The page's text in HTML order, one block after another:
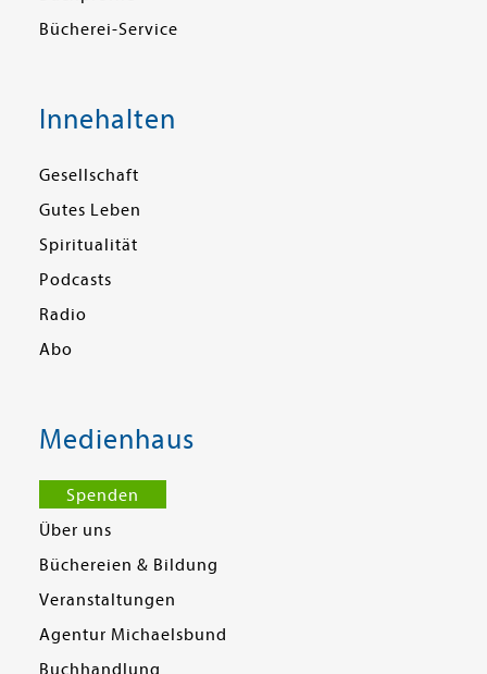
Bücherei-Service
Innehalten
Gesellschaft
Gutes Leben
Spiritualität
Podcasts
Radio
Abo
Medienhaus
Spenden
Über uns
Büchereien & Bildung
Veranstaltungen
Agentur Michaelsbund
Buchhandlung